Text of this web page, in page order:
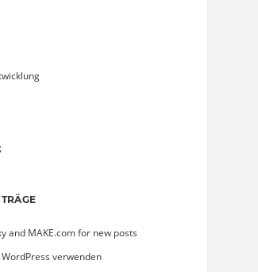
and MAKE.com for new posts
WordPress verwenden